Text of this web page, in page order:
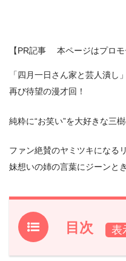
【PR記事 本ページはプロモ
「四月一日さん家と芸人潰し
再び待望の漫才回！
純粋に“お笑い”を大好きな三
ファン絶賛のヤミツキになる
妹想いの姉の言葉にジーンと
目次
1.『四月一日さん家と』